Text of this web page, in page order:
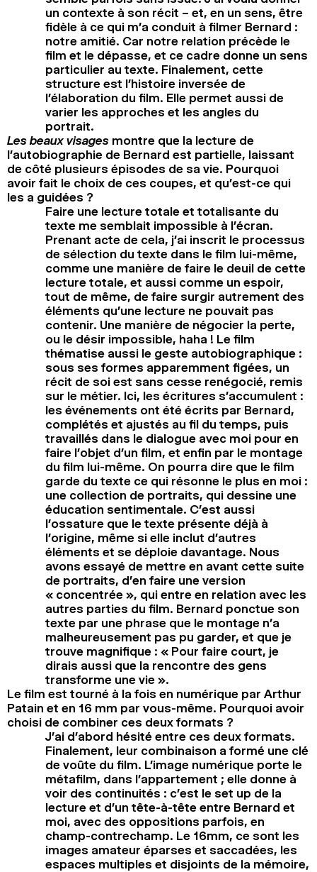
un contexte à son récit – et, en un sens, être
fidèle à ce qui m’a conduit à filmer Bernard :
notre amitié. Car notre relation précède le
film et le dépasse, et ce cadre donne un sens
particulier au texte. Finalement, cette
structure est l’histoire inversée de
l’élaboration du film. Elle permet aussi de
varier les approches et les angles du
portrait.
Les beaux visages montre que la lecture de
l’autobiographie de Bernard est partielle, laissant
de côté plusieurs épisodes de sa vie. Pourquoi
avoir fait le choix de ces coupes, et qu’est-ce qui
les a guidées ?
Faire une lecture totale et totalisante du
texte me semblait impossible à l’écran.
Prenant acte de cela, j’ai inscrit le processus
de sélection du texte dans le film lui-même,
comme une manière de faire le deuil de cette
lecture totale, et aussi comme un espoir,
tout de même, de faire surgir autrement des
éléments qu’une lecture ne pouvait pas
contenir. Une manière de négocier la perte,
ou le désir impossible, haha ! Le film
thématise aussi le geste autobiographique :
sous ses formes apparemment figées, un
récit de soi est sans cesse renégocié, remis
sur le métier. Ici, les écritures s’accumulent :
les événements ont été écrits par Bernard,
complétés et ajustés au fil du temps, puis
travaillés dans le dialogue avec moi pour en
faire l’objet d’un film, et enfin par le montage
du film lui-même. On pourra dire que le film
garde du texte ce qui résonne le plus en moi :
une collection de portraits, qui dessine une
éducation sentimentale. C’est aussi
l’ossature que le texte présente déjà à
l’origine, même si elle inclut d’autres
éléments et se déploie davantage. Nous
avons essayé de mettre en avant cette suite
de portraits, d’en faire une version
« concentrée », qui entre en relation avec les
autres parties du film. Bernard ponctue son
texte par une phrase que le montage n’a
malheureusement pas pu garder, et que je
trouve magnifique : « Pour faire court, je
dirais aussi que la rencontre des gens
transforme une vie ».
Le film est tourné à la fois en numérique par Arthur
Patain et en 16 mm par vous-même. Pourquoi avoir
choisi de combiner ces deux formats ?
J’ai d’abord hésité entre ces deux formats.
Finalement, leur combinaison a formé une clé
de voûte du film. L’image numérique porte le
métafilm, dans l’appartement ; elle donne à
voir des continuités : c’est le set up de la
lecture et d’un tête-à-tête entre Bernard et
moi, avec des oppositions parfois, en
champ-contrechamp. Le 16mm, ce sont les
images amateur éparses et saccadées, les
espaces multiples et disjoints de la mémoire,